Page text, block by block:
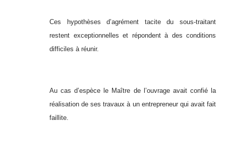
Ces hypothèses d’agrément tacite du sous-traitant
restent exceptionnelles et répondent à des conditions
difficiles à réunir.
Au cas d’espèce le Maître de l’ouvrage avait confié la
réalisation de ses travaux à un entrepreneur qui avait fait
faillite.